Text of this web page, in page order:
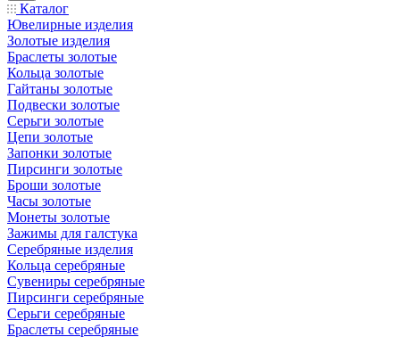
Каталог
Ювелирные изделия
Золотые изделия
Браслеты золотые
Кольца золотые
Гайтаны золотые
Подвески золотые
Серьги золотые
Цепи золотые
Запонки золотые
Пирсинги золотые
Броши золотые
Часы золотые
Монеты золотые
Зажимы для галстука
Серебряные изделия
Кольца серебряные
Сувениры серебряные
Пирсинги серебряные
Серьги серебряные
Браслеты серебряные